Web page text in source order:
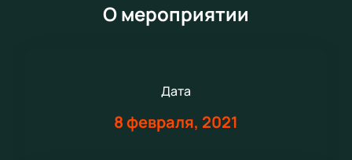
О мероприятии
Дата
8 февраля, 2021